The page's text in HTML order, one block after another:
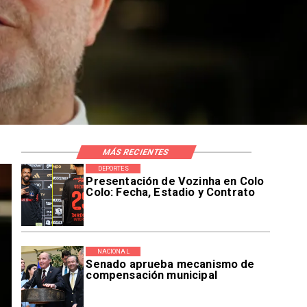
Presentación de Vozinha en Colo
Colo: Fecha, Estadio y Contrato
DEPORTES
Senado aprueba mecanismo de
compensación municipal
NACIONAL
MÁS RECIENTES